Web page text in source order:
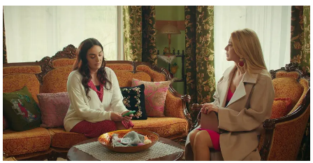
Nova
Publicado:12 de mayo de 2025, 23:01